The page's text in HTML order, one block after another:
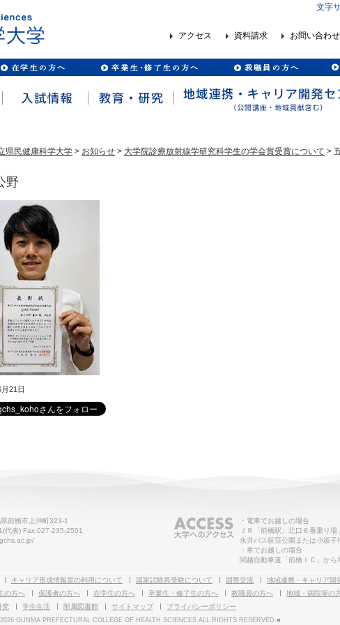
文字
アクセス 資料請求 お問い合わせ
県民健康科学大学 > お知らせ > 大学院診療放射線学研究科学生の学会賞受賞について >
野
21日
前橋市上沖町323-1
代表) Fax:027-235-2501
・電車でお越しの場合
ＪＲ「前橋駅」北口６番乗り場、
永井バス荻窪公園または小坂子
・車でお越しの場合
関越自動車道「前橋ＩＣ」から
キャリア形成情報室の利用について 国家試験再受験について 国際交流
地域連携・キャリア開
の方へ 保護者の方へ 在学生の方へ 卒業生・修了生の方へ 教職員の方へ 地域・病院等の
究 学生生活 附属図書館 サイトマップ プライバシーポリシー
2026 GUNMA PREFECTURAL COLLEGE OF HEALTH SCIENCES ALL RIGHTS RESERVED.■